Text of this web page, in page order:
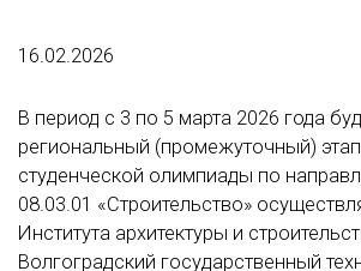
16.02.2026
В период с 3 по 5 марта 2026 года
региональный (промежуточный)
студенческой олимпиады по
08.03.01 «Строительство»
Института архитектуры и
Волгоградский государственный